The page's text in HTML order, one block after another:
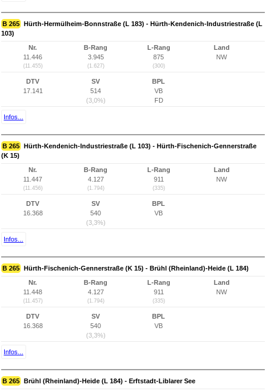
B 265 Hürth-Hermülheim-Bonnstraße (L 183) - Hürth-Kendenich-Industriestraße (L
103)
Nr.
11.446
(11.455)
B-Rang
3.945
(1.627)
L-Rang
875
(300)
Land
NW
DTV
17.141
SV
514
(3,0%)
BPL
VB
FD
Infos...
B 265 Hürth-Kendenich-Industriestraße (L 103) - Hürth-Fischenich-Gennerstraße
(K 15)
Nr.
11.447
(11.456)
B-Rang
4.127
(1.794)
L-Rang
911
(335)
Land
NW
DTV
16.368
SV
540
(3,3%)
BPL
VB
Infos...
B 265 Hürth-Fischenich-Gennerstraße (K 15) - Brühl (Rheinland)-Heide (L 184)
Nr.
11.448
(11.457)
B-Rang
4.127
(1.794)
L-Rang
911
(335)
Land
NW
DTV
16.368
SV
540
(3,3%)
BPL
VB
Infos...
B 265 Brühl (Rheinland)-Heide (L 184) - Erftstadt-Liblarer See